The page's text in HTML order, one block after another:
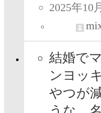
2025年10
結婚で
ンヨッ
やつが